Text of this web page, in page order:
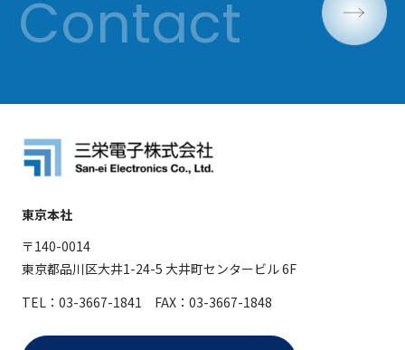
東京本社
〒140-0014
東京都品川区大井1-24-5 大井町センタービル 6F
TEL：03-3667-1841 FAX：03-3667-1848